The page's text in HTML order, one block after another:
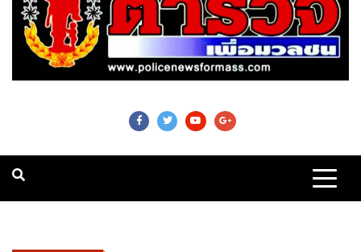
Police News For
Mass